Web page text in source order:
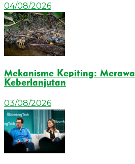
04/08/2026
Mekanisme Kepiting:
Keberlanjutan
03/08/2026